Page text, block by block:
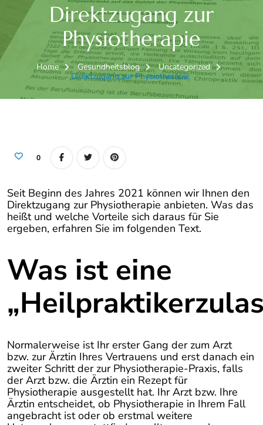
Direktzugang zur
Physiotherapie
Home Gesundheitsblog
Uncategorized
Direktzugang zur Physiotherapie
0
Seit Beginn des Jahres 2021 können wir Ihnen den
Direktzugang zur Physiotherapie anbieten. Was das
heißt und welche Vorteile sich daraus für Sie
ergeben, erfahren Sie im folgenden Text.
Was ist eine
Normalerweise ist Ihr erster Gang der zum Arzt
bzw. zur Ärztin Ihres Vertrauens und erst danach ein
zweiter Schritt der zur Physiotherapie-Praxis, falls
der Arzt bzw. die Ärztin ein Rezept für
Physiotherapie ausgestellt hat. Ihr Arzt bzw. Ihre
Ärztin entscheidet, ob Physiotherapie in Ihrem Fall
angebracht ist oder ob erstmal weitere